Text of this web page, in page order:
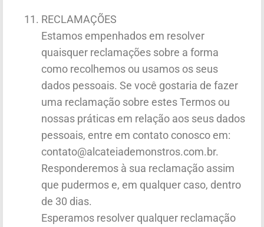
RECLAMAÇÕES
Estamos empenhados em resolver
quaisquer reclamações sobre a forma
como recolhemos ou usamos os seus
dados pessoais. Se você gostaria de fazer
uma reclamação sobre estes Termos ou
nossas práticas em relação aos seus dados
pessoais, entre em contato conosco em:
contato@alcateiademonstros.com.br.
Responderemos à sua reclamação assim
que pudermos e, em qualquer caso, dentro
de 30 dias.
Esperamos resolver qualquer reclamação